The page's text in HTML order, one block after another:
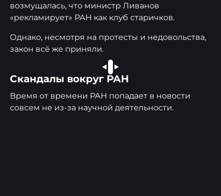
возмущалась, что министр Ливанов
«рекламирует» РАН как клуб старичков.
Однако, несмотря на протесты и недовольства,
закон всё же приняли.
УСТАНОВКА
ГИТ-12
(ГЕНЕРАТОР
ИМПУЛЬСНЫХ
ТОКОВ)
Скандалы вокруг РАН
Время от времени РАН попадает в новости
совсем не из-за научной деятельности.